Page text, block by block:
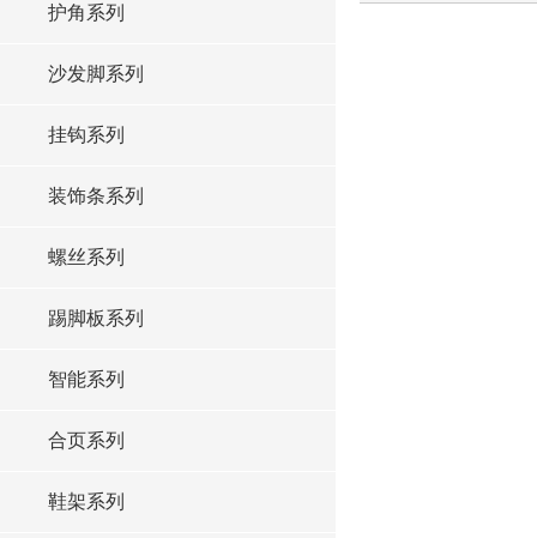
护角系列
沙发脚系列
挂钩系列
装饰条系列
螺丝系列
踢脚板系列
智能系列
合页系列
鞋架系列